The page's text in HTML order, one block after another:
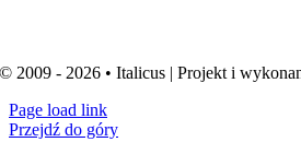
© 2009 - 2026 • Italicus | Projekt i
Page load link
Przejdź do góry